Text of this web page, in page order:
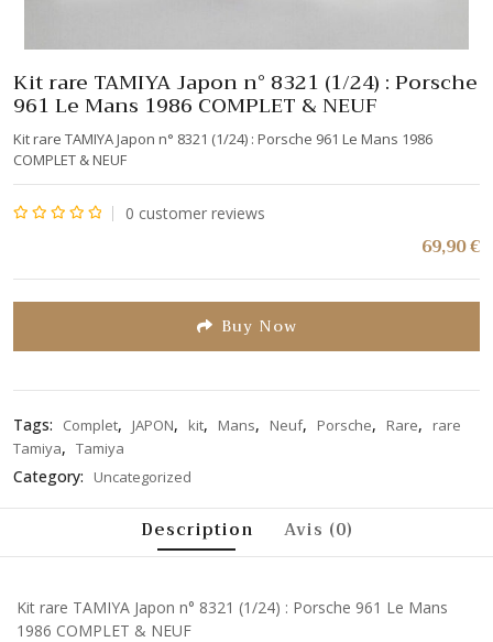
Kit rare TAMIYA Japon n° 8321 (1/24) : Porsche
961 Le Mans 1986 COMPLET & NEUF
Kit rare TAMIYA Japon n° 8321 (1/24) : Porsche 961 Le Mans 1986
COMPLET & NEUF
0 customer reviews
69,90€
Buy Now
Tags: Complet, JAPON, kit, Mans, Neuf, Porsche, Rare,
rare
Tamiya, Tamiya
Category: Uncategorized
Description Avis (0)
Kit rare TAMIYA Japon n° 8321 (1/24) : Porsche 961 Le Mans
1986 COMPLET & NEUF